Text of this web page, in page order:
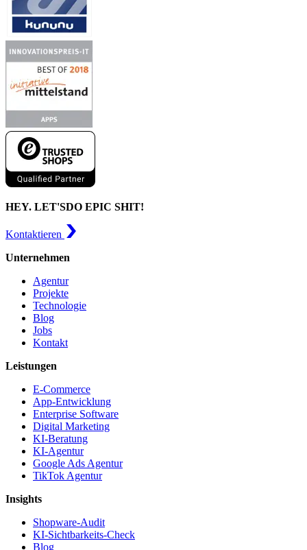
HEY. LET'SDO EPIC SHIT!
Kontaktieren
Unternehmen
Agentur
Projekte
Technologie
Blog
Jobs
Kontakt
Leistungen
E-Commerce
App-Entwicklung
Enterprise Software
Digital Marketing
KI-Beratung
KI-Agentur
Google Ads Agentur
TikTok Agentur
Insights
Shopware-Audit
KI-Sichtbarkeits-Check
Blog